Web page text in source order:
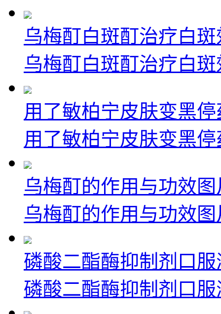
乌梅酊白斑酊治疗白斑
乌梅酊白斑酊治疗白
用了敏柏宁皮肤变黑
用了敏柏宁皮肤变黑
乌梅酊的作用与功效图
乌梅酊的作用与功效
磷酸二酯酶抑制剂口服
磷酸二酯酶抑制剂口